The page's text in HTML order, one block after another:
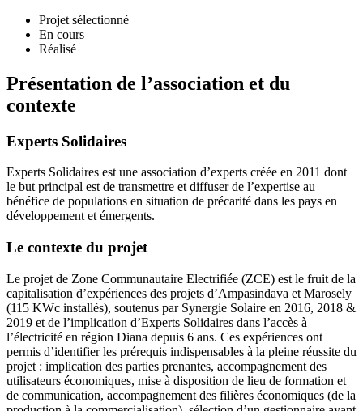
Projet sélectionné
En cours
Réalisé
Présentation de l’association et du
contexte
Experts Solidaires
Experts Solidaires est une association d’experts créée en 2011 dont
le but principal est de transmettre et diffuser de l’expertise au
bénéfice de populations en situation de précarité dans les pays en
développement et émergents.
Le contexte du projet
Le projet de Zone Communautaire Electrifiée (ZCE) est le fruit de la
capitalisation d’expériences des projets d’Ampasindava et Marosely
(115 KWc installés), soutenus par Synergie Solaire en 2016, 2018 &
2019 et de l’implication d’Experts Solidaires dans l’accès à
l’électricité en région Diana depuis 6 ans. Ces expériences ont
permis d’identifier les prérequis indispensables à la pleine réussite du
projet : implication des parties prenantes, accompagnement des
utilisateurs économiques, mise à disposition de lieu de formation et
de communication, accompagnement des filières économiques (de la